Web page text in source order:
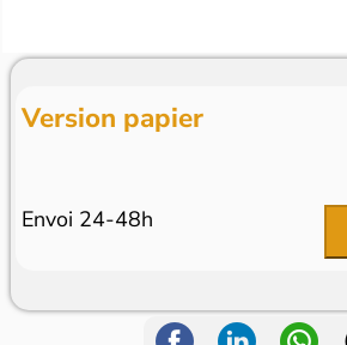
Version papier
Envoi 24-48h